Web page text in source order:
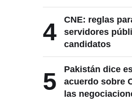
4
CNE: reglas
servidores
candidatos
5
Pakistán dice
acuerdo sobre
las